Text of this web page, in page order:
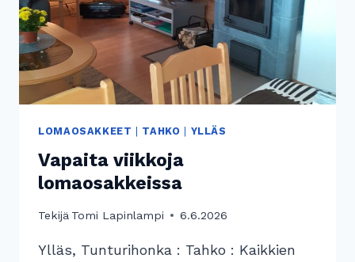
LOMAOSAKKEET TAHKO YLLÄS
Vapaita viikkoja
lomaosakkeissa
Tekijä Tomi Lapinlampi 6.6.2026
Ylläs, Tunturihonka : Tahko : Kaikkien